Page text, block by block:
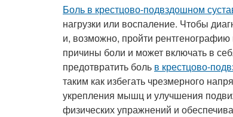
Боль в крестцово-подвздошном
нагрузки или воспаление. Чтобы
и, возможно, пройти
причины боли и может включать в
предотвратить боль в крестцово-
таким как избегать чрезмерного
укрепления мышц и улучшения
физических упражнений и